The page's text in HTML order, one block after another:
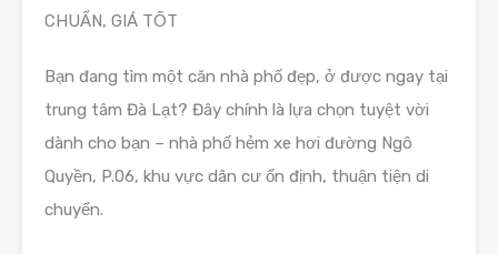
CHUẨN, GIÁ TỐT
Bạn đang tìm một căn nhà phố đẹp, ở được ngay tại
trung tâm Đà Lạt? Đây chính là lựa chọn tuyệt vời
dành cho bạn – nhà phố hẻm xe hơi đường Ngô
Quyền, P.06, khu vực dân cư ổn định, thuận tiện di
chuyển.